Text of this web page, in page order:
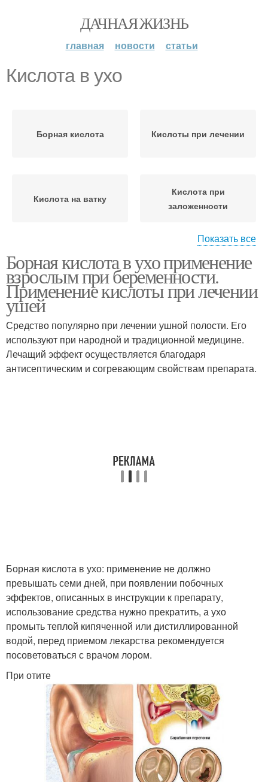
ДАЧНАЯ ЖИЗНЬ
главная новости статьи
Кислота в ухо
Борная кислота Кислоты при лечении
Кислота на ватку
Кислота при
заложенности
Кислота для уха Турунда в уши
Показать все
Борная кислота в ухо применение
взрослым при беременности.
Применение кислоты при лечении
ушей
Средство популярно при лечении ушной полости. Его
используют при народной и традиционной медицине.
Лечащий эффект осуществляется благодаря
антисептическим и согревающим свойствам препарата.
Борная кислота в ухо: применение не должно
превышать семи дней, при появлении побочных
эффектов, описанных в инструкции к препарату,
использование средства нужно прекратить, а ухо
промыть теплой кипяченной или дистиллированной
водой, перед приемом лекарства рекомендуется
посоветоваться с врачом лором.
При отите